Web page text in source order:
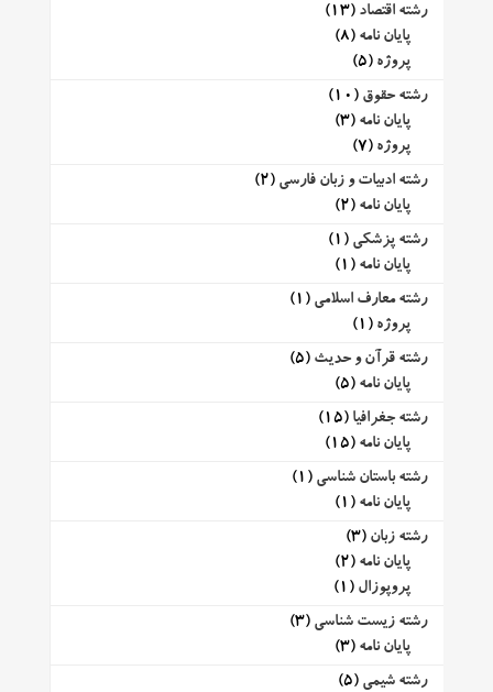
رشته اقتصاد (13)
پایان نامه (8)
پروژه (5)
رشته حقوق (10)
پایان نامه (3)
پروژه (7)
رشته ادبیات و زبان فارسی (2)
پایان نامه (2)
رشته پزشکی (1)
پایان نامه (1)
رشته معارف اسلامی (1)
پروژه (1)
رشته قرآن و حدیث (5)
پایان نامه (5)
رشته جغرافیا (15)
پایان نامه (15)
رشته باستان شناسی (1)
پایان نامه (1)
رشته زبان (3)
پایان نامه (2)
پروپوزال (1)
رشته زیست شناسی (3)
پایان نامه (3)
رشته شیمی (5)